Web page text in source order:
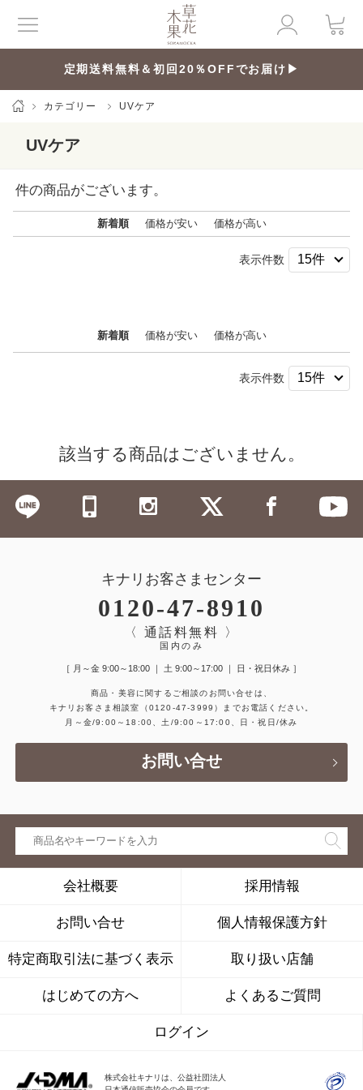
定期送料無料＆初回20％OFFでお届け▶
カテゴリー UVケア
UVケア
件の商品がございます。
新着順 価格が安い 価格が高い
表示件数
新着順 価格が安い 価格が高い
表示件数
該当する商品はございません。
キナリお客さまセンター
0120-47-8910
〈 通話料無料 〉
国内のみ
［ 月～金 9:00～18:00 ｜ 土 9:00～17:00 ｜ 日・祝日休み ］
商品・美容に関するご相談のお問い合せは、
キナリお客さま相談室
（0120-47-3999）
までお電話ください。
月～金/9:00～18:00、土/9:00～17:00、日・祝日/休み
お問い合せ
会社概要 採用情報
お問い合せ 個人情報保護方針
特定商取引法に基づく表示 取り扱い店舗
はじめての方へ よくあるご質問
ログイン
株式会社キナリは、公益社団法人